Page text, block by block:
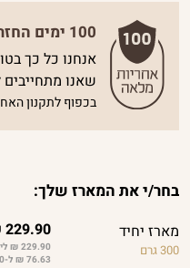
100 ימים החזר כספי מלא
אנחנו כל כך
שאנו מתחייבים
בכפוף לתקנון
בחר/י את המארז שלך:
מארז יחיד
300 גרם
229.90
229.90 ₪ ליחידה
76.63 ₪ ל-100 גרם